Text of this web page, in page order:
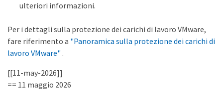
ulteriori informazioni.
Per i dettagli sulla protezione dei carichi di lavoro VMware,
fare riferimento a "Panoramica sulla protezione dei carichi di
lavoro VMware" .
[[11-may-2026]]
== 11 maggio 2026